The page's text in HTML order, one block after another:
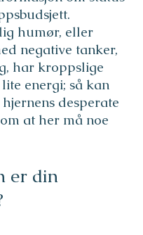
humør, eller
negative tanker,
har kroppslige
energi; så kan
desperate
at her må noe
er din